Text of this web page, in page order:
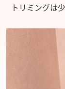
トリミングは